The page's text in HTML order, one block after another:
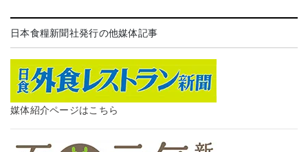
日本食糧新聞社発行の他媒体記事
媒体紹介ページはこちら